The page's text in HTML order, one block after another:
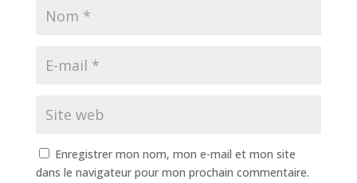
Enregistrer mon nom, mon e-mail et mon site
dans le navigateur pour mon prochain commentaire.